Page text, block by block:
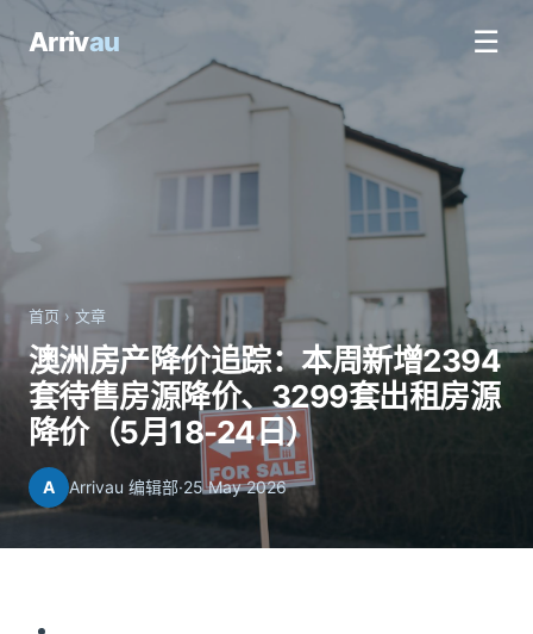
Arrivau ☰
首页 › 文章
澳洲房产降价追踪：本周新增2394
套待售房源降价、3299套出租房源
降价（5月18-24日）
A Arrivau 编辑部·25 May 2026